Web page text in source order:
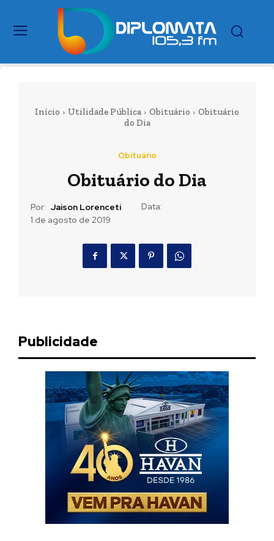
Início Utilidade Pública Obituário
Obituário
do Dia
Obituário
Obituário do Dia
Por: Jaison Lorenceti
Data:
1 de agosto de 2019
Publicidade